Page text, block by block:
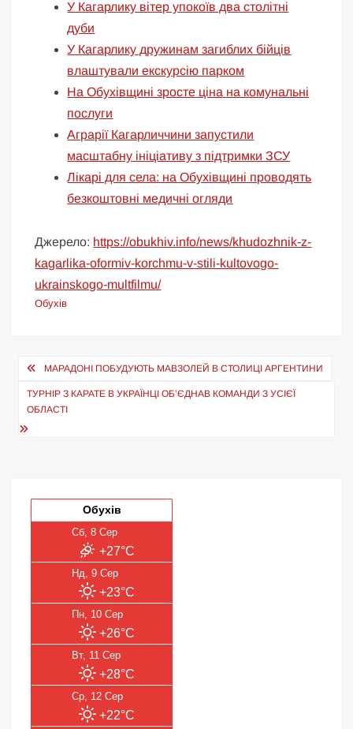
У Кагарлику вітер упокоїв два столітні
дуби
У Кагарлику дружинам загиблих бійців
влаштували екскурсію парком
На Обухівщині зросте ціна на комунальні
послуги
Аграрії Кагарличчини запустили
масштабну ініціативу з підтримки ЗСУ
Лікарі для села: на Обухівщині проводять
безкоштовні медичні огляди
Джерело: https://obukhiv.info/news/khudozhnik-z-
kagarlika-oformiv-korchmu-v-stili-kultovogo-
ukrainskogo-multfilmu/
Обухів
Навігація
записів
МАРАДОНІ ПОБУДУЮТЬ МАВЗОЛЕЙ В СТОЛИЦІ АРГЕНТИНИ
ТУРНІР З КАРАТЕ В УКРАЇНЦІ ОБ’ЄДНАВ КОМАНДИ З УСІЄЇ
ОБЛАСТІ
Обухів
Сб, 8 Сер
+27°C
Нд, 9 Сер
+23°C
Пн, 10 Сер
+26°C
Вт, 11 Сер
+28°C
Ср, 12 Сер
+22°C